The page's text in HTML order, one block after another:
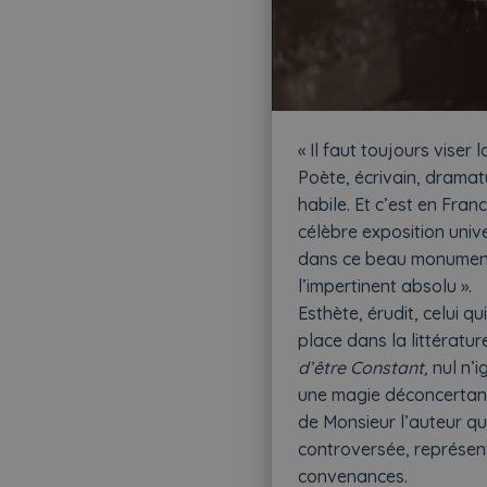
« Il faut toujours viser
Poète, écrivain,
habile. Et c’est en
célèbre exposition
dans ce beau
l’impertinent absolu ».
Esthète, érudit, celui
place dans la
d’être Constant, nul
une magie
de Monsieur l’auteur
controversée,
convenances.